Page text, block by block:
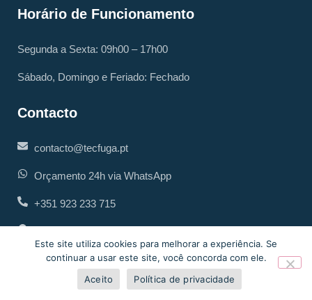
Horário de Funcionamento
Segunda a Sexta: 09h00 – 17h00
Sábado, Domingo e Feriado: Fechado
Contacto
contacto@tecfuga.pt
Orçamento 24h via WhatsApp
+351 923 233 715
Links Rápidos
Este site utiliza cookies para melhorar a experiência. Se
continuar a usar este site, você concorda com ele.
Aceito
Política de privacidade